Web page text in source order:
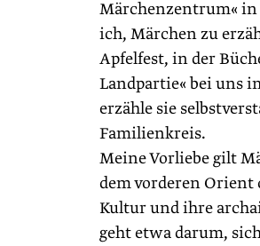
Märchenzentrum« in
ich, Märchen zu
Apfelfest, in der
Landpartie« bei uns
erzähle sie
Familienkreis.
Meine Vorliebe gilt
dem vorderen Orient
Kultur und ihre
geht etwa ­darum,